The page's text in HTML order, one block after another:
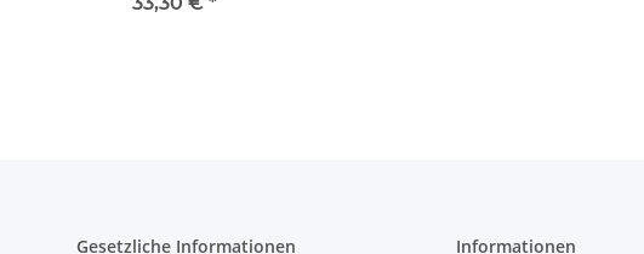
Gesetzliche Informationen Informationen